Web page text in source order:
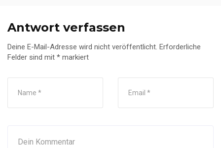
Antwort verfassen
Deine E-Mail-Adresse wird nicht veröffentlicht. Erforderliche
Felder sind mit * markiert